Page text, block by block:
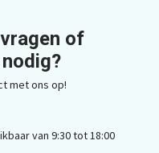
of
met ons op!
van 9:30 tot 18:00